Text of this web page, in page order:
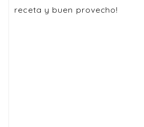
receta y buen provecho!